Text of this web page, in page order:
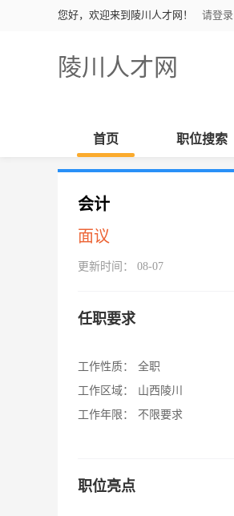
您好，欢迎来到陵川人才网！ 请登录
陵川人才网
首页 职位搜索
会计
面议
更新时间： 08-07
任职要求
工作性质：
全职
工作区域：
山西陵川
工作年限：
不限要求
职位亮点